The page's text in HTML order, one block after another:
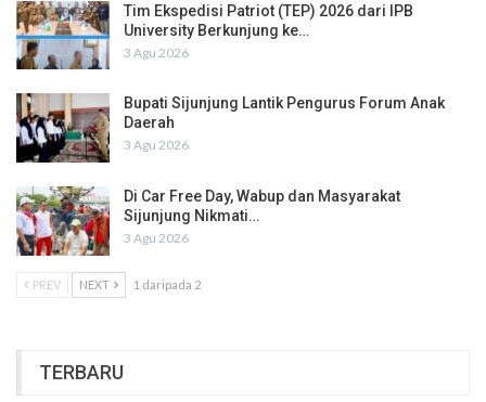
Tim Ekspedisi Patriot (TEP) 2026 dari IPB
University Berkunjung ke…
3 Agu 2026
Bupati Sijunjung Lantik Pengurus Forum Anak
Daerah
3 Agu 2026
Di Car Free Day, Wabup dan Masyarakat
Sijunjung Nikmati…
3 Agu 2026
PREV NEXT 1 daripada 2
TERBARU